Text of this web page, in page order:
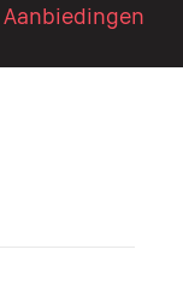
Aanbiedingen